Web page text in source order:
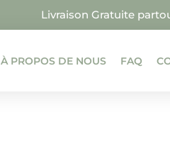
Livraison Gratuite
À PROPOS DE NOUS FAQ